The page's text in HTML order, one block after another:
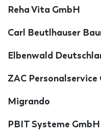
Reha Vita GmbH
Carl Beutlhauser
Elbenwald
ZAC Personalservice
Migrando
PBIT Systeme GmbH